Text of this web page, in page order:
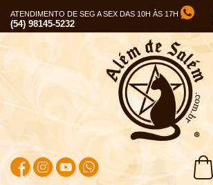
ATENDIMENTO DE SEG A SEX DAS 10H ÀS 17H
(54) 98145-5232